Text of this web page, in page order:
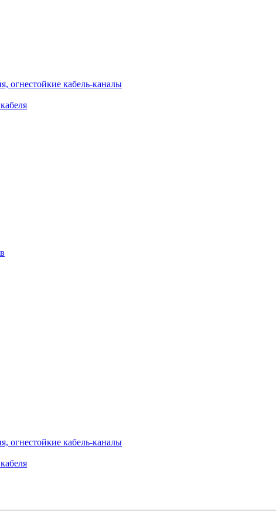
огнестойкие кабель-каналы
огнестойкие кабель-каналы